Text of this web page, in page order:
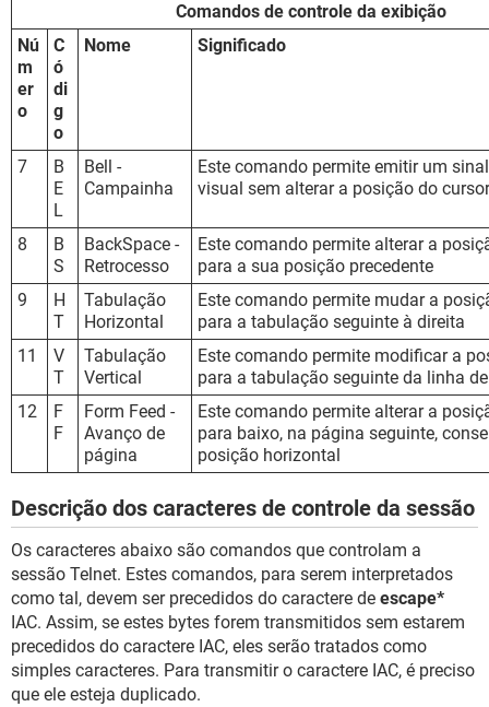
Comandos de controle da exibição
Nú
m
er
o
C
ó
di
g
o
Nome Significado
7
B
E
L
Bell -
Campainha
Este comando permite emitir um
visual sem alterar a posição do cursor
8
B
S
BackSpace -
Retrocesso
Este comando permite alterar a
para a sua posição precedente
9
H
T
Tabulação
Horizontal
Este comando permite mudar a
para a tabulação seguinte à direita
11
V
T
Tabulação
Vertical
Este comando permite modificar a
para a tabulação seguinte da linha
12
F
F
Form Feed -
Avanço de
página
Este comando permite alterar a
para baixo, na página seguinte,
posição horizontal
Descrição dos caracteres de controle da sessão
Os caracteres abaixo são comandos que controlam a
sessão Telnet. Estes comandos, para serem interpretados
como tal, devem ser precedidos do caractere de escape*
IAC. Assim, se estes bytes forem transmitidos sem estarem
precedidos do caractere IAC, eles serão tratados como
simples caracteres. Para transmitir o caractere IAC, é preciso
que ele esteja duplicado.